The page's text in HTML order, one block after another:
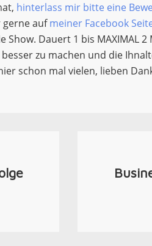
hinterlass mir bitte eine
aufmeiner Facebook
Show. Dauert 1 bis MAXIMAL
zu machen und die
schon mal vielen, lieben